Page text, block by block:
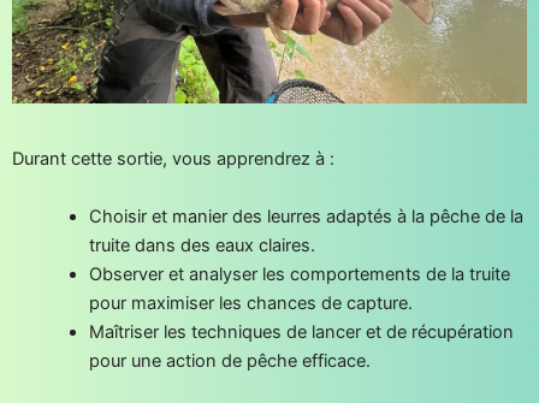
Durant cette sortie, vous apprendrez à :
Choisir et manier des leurres adaptés à la pêche de la
truite dans des eaux claires.
Observer et analyser les comportements de la truite
pour maximiser les chances de capture.
Maîtriser les techniques de lancer et de récupération
pour une action de pêche efficace.